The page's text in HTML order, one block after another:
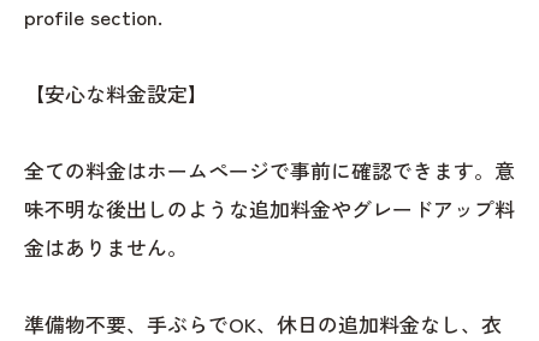
profile section.
【安心な料金設定】
全ての料金はホームページで事前に確認できます。意
味不明な後出しのような追加料金やグレードアップ料
金はありません。
準備物不要、手ぶらでOK、休日の追加料金なし、衣